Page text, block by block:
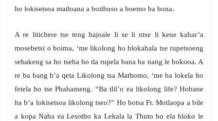
ho lokisetsoa matloana a boithuso a boemo ba bona.
A re litichere tse teng hajoale li se li ntse li kene kahar’a
mosebetsi o boima, ‘me likolong ho hlokahala tse rupetsoeng
sebakeng sa ho tseba ho tla rupela bana ba nang le bokooa. A
re ba bang b’a qeta Likolong tsa Mathomo, ‘me ba lokela ho
fetela ho tse Phahameng. “Ba tlil’o ea likolong life? Hobane
ha b’a lokisetsoa likolong tseo?” Ho botsa Fr. Motlaopa a bile
a kopa Naha ea Lesotho ka Lekala la Thuto ho ela hloko le